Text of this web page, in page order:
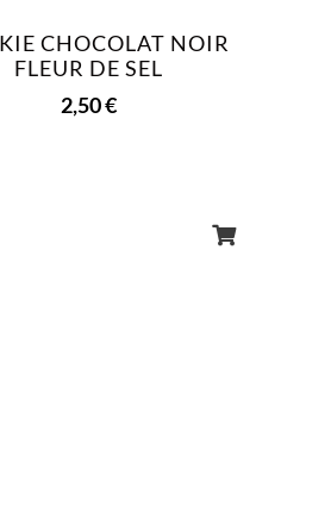
CHOCOLAT NOIR
FLEUR DE SEL
2,50€